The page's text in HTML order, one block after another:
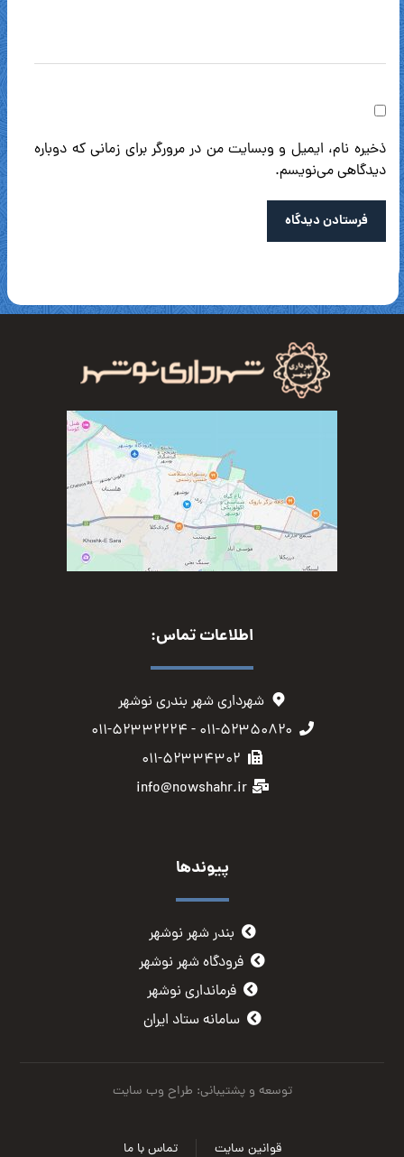
ذخیره نام، ایمیل و وبسایت من در مرورگر برای زمانی که دوباره
دیدگاهی می‌نویسم.
فرستادن دیدگاه
اطلاعات تماس:
شهرداری شهر بندری نوشهر
۰۱۱-۵۲۳۵۰۸۲۰ - ۰۱۱-۵۲۳۳۲۲۲۴
۰۱۱-۵۲۳۳۴۳۰۲
info@nowshahr.ir
پیوندها
بندر شهر نوشهر
فرودگاه شهر نوشهر
فرمانداری نوشهر
سامانه ستاد ایران
توسعه و پشتیبانی: طراح وب سایت
تماس با ما قوانین سایت